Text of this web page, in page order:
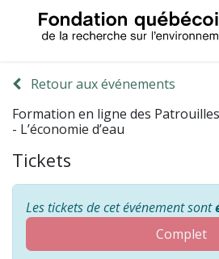
Retour aux événements
Formation en ligne des
- L’économie d’eau
Tickets
Les tickets de cet événement sont
Complet